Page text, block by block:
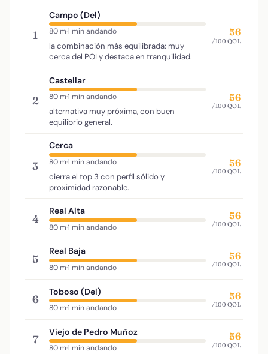
1
Campo (Del)
80 m·1 min andando
la combinación más equilibrada: muy
cerca del POI y destaca en tranquilidad.
56
/100 QOL
2
Castellar
80 m·1 min andando
alternativa muy próxima, con buen
equilibrio general.
56
/100 QOL
3
Cerca
80 m·1 min andando
cierra el top 3 con perfil sólido y
proximidad razonable.
56
/100 QOL
4
Real Alta
80 m·1 min andando
56
/100 QOL
5
Real Baja
80 m·1 min andando
56
/100 QOL
6
Toboso (Del)
80 m·1 min andando
56
/100 QOL
7
Viejo de Pedro Muñoz
80 m·1 min andando
56
/100 QOL